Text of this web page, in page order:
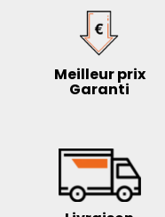
Meilleur prix
Garanti